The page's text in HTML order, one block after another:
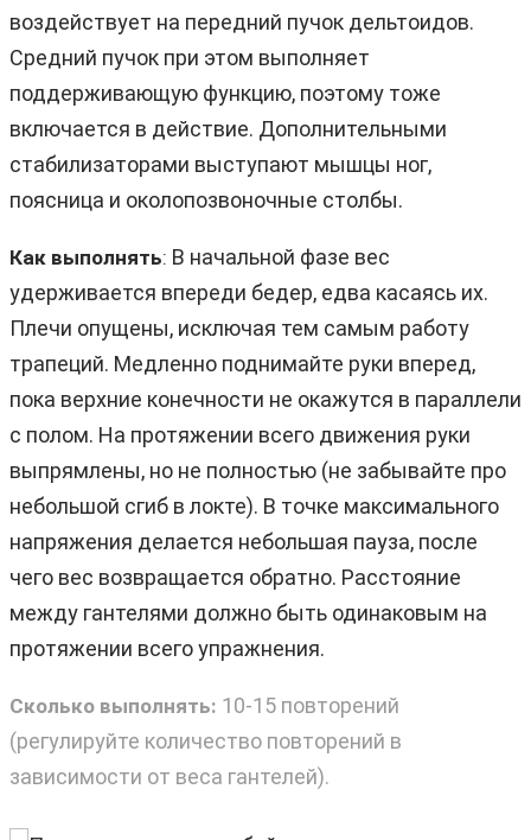
воздействует на передний пучок дельтоидов.
Средний пучок при этом выполняет
поддерживающую функцию, поэтому тоже
включается в действие. Дополнительными
стабилизаторами выступают мышцы ног,
поясница и околопозвоночные столбы.
Как выполнять: В начальной фазе вес
удерживается впереди бедер, едва касаясь их.
Плечи опущены, исключая тем самым работу
трапеций. Медленно поднимайте руки вперед,
пока верхние конечности не окажутся в параллели
с полом. На протяжении всего движения руки
выпрямлены, но не полностью (не забывайте про
небольшой сгиб в локте). В точке максимального
напряжения делается небольшая пауза, после
чего вес возвращается обратно. Расстояние
между гантелями должно быть одинаковым на
протяжении всего упражнения.
Сколько выполнять: 10-15 повторений
(регулируйте количество повторений в
зависимости от веса гантелей).